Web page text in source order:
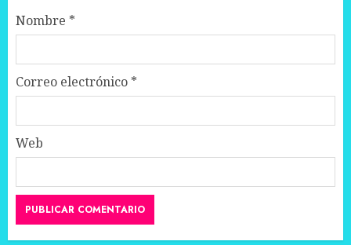
Nombre *
Correo electrónico *
Web